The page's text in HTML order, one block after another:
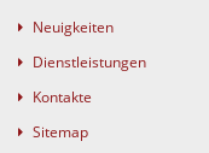
Neuigkeiten
Dienstleistungen
Kontakte
Sitemap